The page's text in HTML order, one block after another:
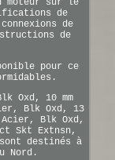
moteur sur le
de
de
de
pour ce
Oxd, 10 mm
Blk Oxd, 13
Acier, Blk Oxd,
Skt Extnsn,
destinés à
Nord.